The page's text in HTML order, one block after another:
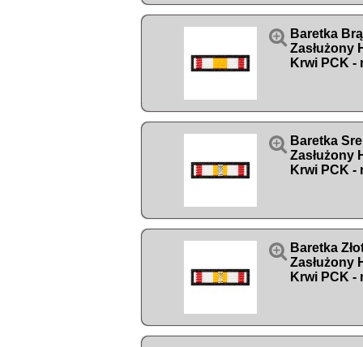
 Baretka
Zasłużony
Krwi PCK -
 Baretka
Zasłużony
Krwi PCK -
 Baretka
Zasłużony
Krwi PCK -